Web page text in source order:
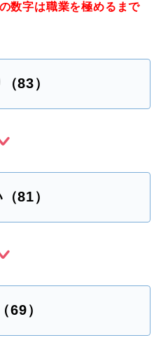
数字は職業を極めるまで
83）
81）
69）